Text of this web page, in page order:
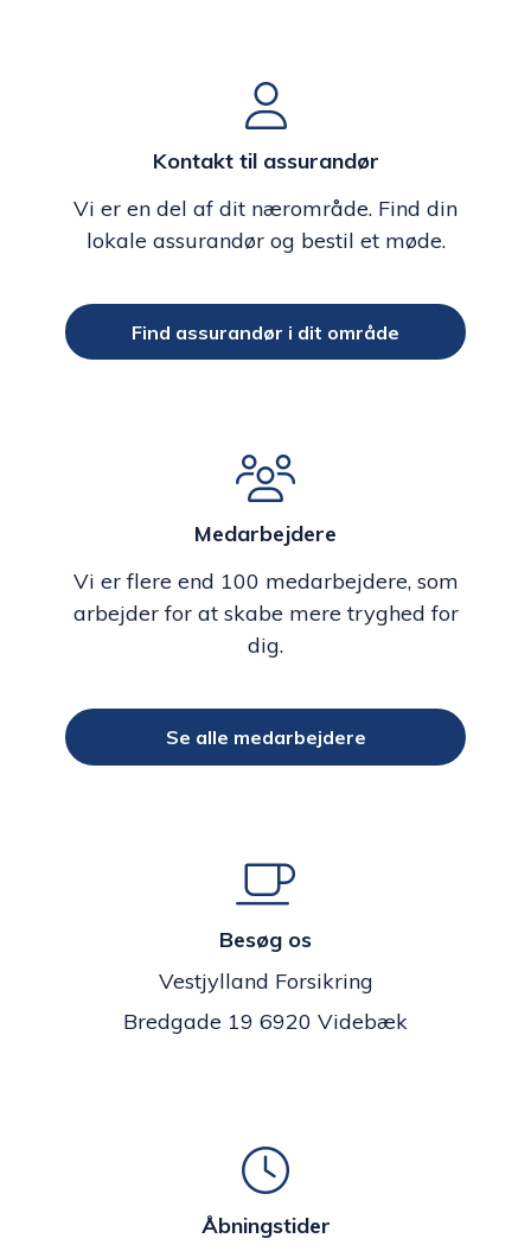
Kontakt til assurandør
Vi er en del af dit nærområde. Find din
lokale assurandør og bestil et møde.
Find assurandør i dit område
Medarbejdere
Vi er flere end 100 medarbejdere, som
arbejder for at skabe mere tryghed for
dig.
Se alle medarbejdere
Besøg os
Vestjylland Forsikring
Bredgade 19 6920 Videbæk
Åbningstider